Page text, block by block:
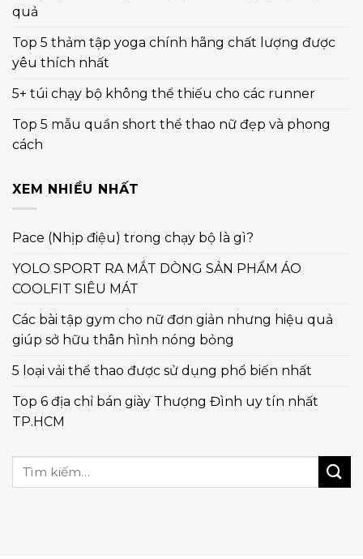
quả
Top 5 thảm tập yoga chính hãng chất lượng được
yêu thích nhất
5+ túi chạy bộ không thể thiếu cho các runner
Top 5 mẫu quần short thể thao nữ đẹp và phong
cách
XEM NHIỀU NHẤT
Pace (Nhịp điệu) trong chạy bộ là gì?
YOLO SPORT RA MẮT DÒNG SẢN PHẨM ÁO
COOLFIT SIÊU MÁT
Các bài tập gym cho nữ đơn giản nhưng hiệu quả
giúp sở hữu thân hình nóng bỏng
5 loại vải thể thao được sử dụng phổ biến nhất
Top 6 địa chỉ bán giày Thượng Đình uy tín nhất
TP.HCM